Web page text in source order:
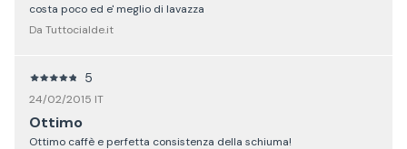
costa poco ed e' meglio di lavazza
Da Tuttocialde.it
5
24/02/2015 IT
Ottimo
Ottimo caffè e perfetta consistenza della schiuma!